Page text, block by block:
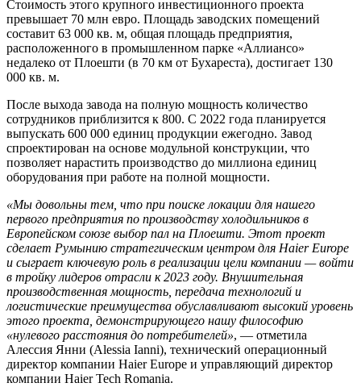
Стоимость этого крупного инвестиционного проекта
превышает 70 млн евро. Площадь заводских помещений
составит 63 000 кв. м, общая площадь предприятия,
расположенного в промышленном парке «Аллиансо»
недалеко от Плоешти (в 70 км от Бухареста), достигает 130
000 кв. м.
После выхода завода на полную мощность количество
сотрудников приблизится к 800. С 2022 года планируется
выпускать 600 000 единиц продукции ежегодно. Завод
спроектирован на основе модульной конструкции, что
позволяет нарастить производство до миллиона единиц
оборудования при работе на полной мощности.
«Мы довольны тем, что при поиске локации для нашего
первого предприятия по производству холодильников в
Европейском союзе выбор пал на Плоешти. Этот проект
сделает Румынию стратегическим центром для Haier Europe
и сыграет ключевую роль в реализации цели компании — войти
в тройку лидеров отрасли к 2023 году. Внушительная
производственная мощность, передача технологий и
логистические преимущества обуславливают высокий уровень
этого проекта, демонстрирующего нашу философию
«нулевого расстояния до потребителей», — отметила
Алессия Янни (Alessia Ianni), технический операционный
директор компании Haier Europe и управляющий директор
компании Haier Tech Romania.